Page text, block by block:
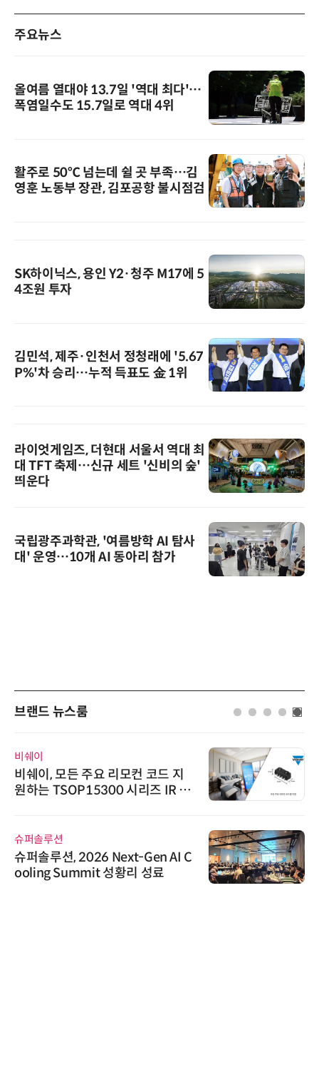
주요뉴스
올여름 열대야 13.7일 '역대 최다'…
폭염일수도 15.7일로 역대 4위
활주로 50℃ 넘는데 쉴 곳 부족…김
영훈 노동부 장관, 김포공항 불시점검
SK하이닉스, 용인 Y2·청주 M17에 5
4조원 투자
김민석, 제주·인천서 정청래에 '5.67
P%'차 승리…누적 득표도 金 1위
라이엇게임즈, 더현대 서울서 역대 최
대 TFT 축제…신규 세트 '신비의 숲'
띄운다
국립광주과학관, '여름방학 AI 탐사
대' 운영…10개 AI 동아리 참가
브랜드 뉴스룸
비쉐이
비쉐이, 모든 주요 리모컨 코드 지
원하는 TSOP15300 시리즈 IR 수
슈퍼솔루션
슈퍼솔루션, 2026 Next-Gen AI C
ooling Summit 성황리 성료